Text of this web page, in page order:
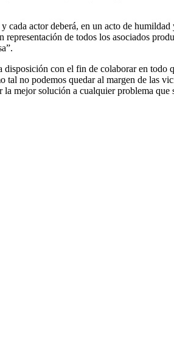
actor deberá, en un acto de
de todos los asociados
con el fin de colaborar en todo
no podemos quedar al margen de las
la mejor solución a cualquier problema que